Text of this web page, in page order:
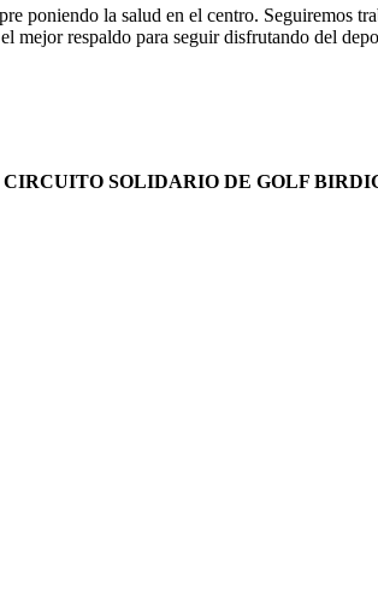
poniendo la salud en el centro. Seguiremos
mejor respaldo para seguir disfrutando del
CIRCUITO SOLIDARIO DE GOLF